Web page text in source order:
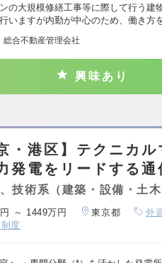
の大規模修繕工事等に際して行う建
いますが内勤が中心のため、働き方
総合不動産管理会社
興味あり
・港区】テクニカ
発電をリードする
技術系（建築・設備・土木
～ 1449万円 東京都 外
度